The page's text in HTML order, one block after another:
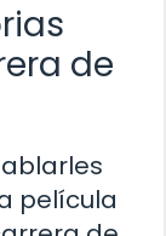
de
película